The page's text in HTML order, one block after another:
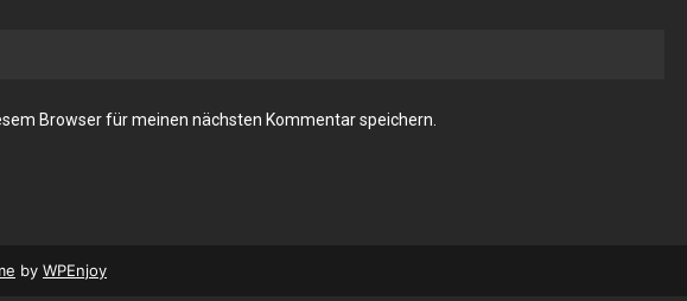
Browser für meinen nächsten Kommentar speichern.
by WPEnjoy